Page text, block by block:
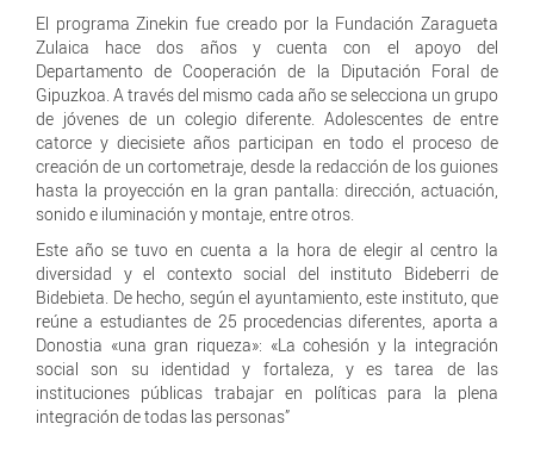
El programa Zinekin fue creado por la Fundación Zaragueta
Zulaica hace dos años y cuenta con el apoyo del
Departamento de Cooperación de la Diputación Foral de
Gipuzkoa. A través del mismo cada año se selecciona un grupo
de jóvenes de un colegio diferente. Adolescentes de entre
catorce y diecisiete años participan en todo el proceso de
creación de un cortometraje, desde la redacción de los guiones
hasta la proyección en la gran pantalla: dirección, actuación,
sonido e iluminación y montaje, entre otros.
Este año se tuvo en cuenta a la hora de elegir al centro la
diversidad y el contexto social del instituto Bideberri de
Bidebieta. De hecho, según el ayuntamiento, este instituto, que
reúne a estudiantes de 25 procedencias diferentes, aporta a
Donostia «una gran riqueza»: «La cohesión y la integración
social son su identidad y fortaleza, y es tarea de las
instituciones públicas trabajar en políticas para la plena
integración de todas las personas”